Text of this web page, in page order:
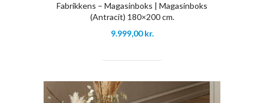
Fabrikkens – Magasinboks | Magasinboks
(Antracit) 180×200 cm.
9.999,00kr.